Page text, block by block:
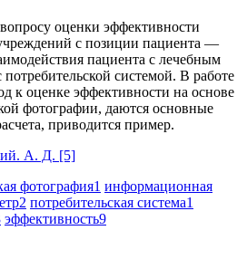
оценки эффективности
с позиции пациента —
пациента с лечебным
системой. В работе
к оценке эффективности на основе
фотографии, даются основные
приводится пример.
А. Д. [5]
фотография1 информационная
2 потребительская система1
эффективность9